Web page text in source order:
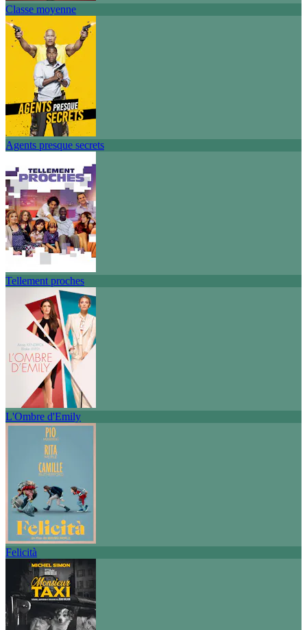
Classe moyenne
Agents presque secrets
Tellement proches
L'Ombre d'Emily
Felicità